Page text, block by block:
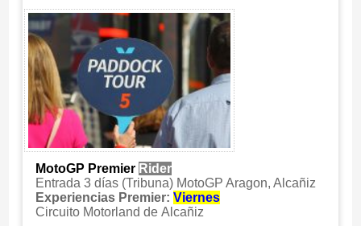
MotoGP Premier Rider
Entrada 3 días (Tribuna) MotoGP Aragon, Alcañiz
Experiencias Premier: Viernes
Circuito Motorland de Alcañiz